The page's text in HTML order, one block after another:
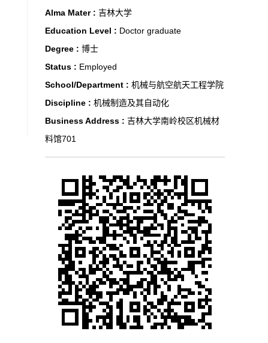
Alma Mater : 吉林大学
Education Level : Doctor graduate
Degree : 博士
Status : Employed
School/Department : 机械与航空航天工程学院
Discipline : 机械制造及其自动化
Business Address : 吉林大学南岭校区机械材
料馆701